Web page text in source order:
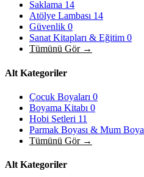
Saklama 14
Atölye Lambası 14
Güvenlik 0
Sanat Kitapları & Eğitim 0
Tümünü Gör →
Alt Kategoriler
Çocuk Boyaları 0
Boyama Kitabı 0
Hobi Setleri 11
Parmak Boyası & Mum Boya
Tümünü Gör →
Alt Kategoriler